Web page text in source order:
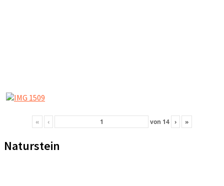
« ‹ von 14 › »
Naturstein